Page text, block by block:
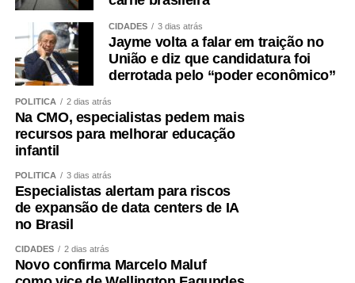
CIDADES 3 dias atrás
Jayme volta a falar em traição no
União e diz que candidatura foi
derrotada pelo “poder econômico”
POLÍTICA 2 dias atrás
Na CMO, especialistas pedem mais
recursos para melhorar educação
infantil
POLÍTICA 3 dias atrás
Especialistas alertam para riscos
de expansão de data centers de IA
no Brasil
CIDADES 2 dias atrás
Novo confirma Marcelo Maluf